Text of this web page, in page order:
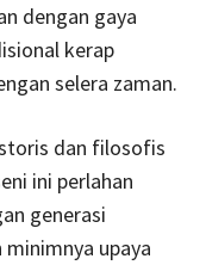
dengan gaya
kerap
selera zaman.
dan filosofis
ini perlahan
generasi
minimnya upaya